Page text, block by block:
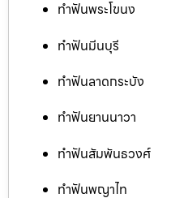
ทำฟันพระโขนง
ทำฟันมีนบุรี
ทำฟันลาดกระบัง
ทำฟันยานนาวา
ทำฟันสัมพันธวงศ์
ทำฟันพญาไท